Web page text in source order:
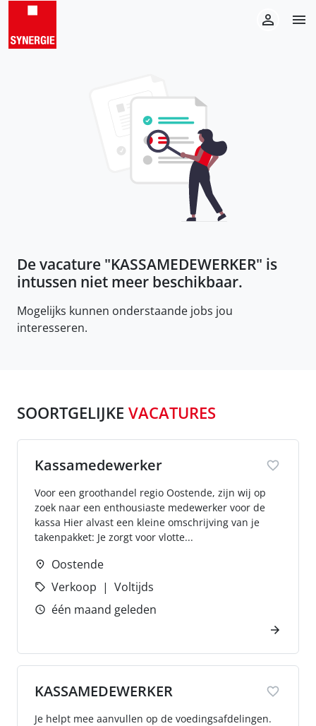
De vacature "KASSAMEDEWERKER" is
intussen niet meer beschikbaar.
Mogelijks kunnen onderstaande jobs jou
interesseren.
SOORTGELIJKE VACATURES
Kassamedewerker
Voor een groothandel regio Oostende, zijn wij op
zoek naar een enthousiaste medewerker voor de
kassa Hier alvast een kleine omschrijving van je
takenpakket: Je zorgt voor vlotte...
Oostende
Verkoop
Voltijds
één maand geleden
KASSAMEDEWERKER
Je helpt mee aanvullen op de voedingsafdelingen.